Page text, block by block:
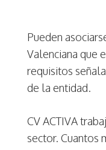
Pueden
Valenciana que
requisitos
de la entidad.
CV ACTIVA
sector. Cuantos